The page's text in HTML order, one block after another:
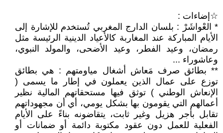
☆إضاءات :
* العْواشَرْ : بلسان الدارج المغربي تُستخدم للإشارة إلى
الأيام المباركة عند المغاربة كالأعياد الدينية الرئيسة مثل
رمضان، وعيد الفطر، وعيد الأضحى، والمولد النبوي،
وعاشوراء ...
** بطائق صرف مَعاش أشغال مياومتهم : هي بطائق
توزع على عمال الذين يعملون في إطار ما يسمى (
الإنعاش الوطني ) توثق فيها مستحقاتهم المالية نظير
أعمالهم التي يقومون بها بشكل يومي، أي أن مجهوداتهم
تقابل بأجر هزيل وغير ثابت، يتقاضونه بناءً على الأيام
الفعلية للعمل دون عقود مكتوبة دائمة أو ضمانات أو